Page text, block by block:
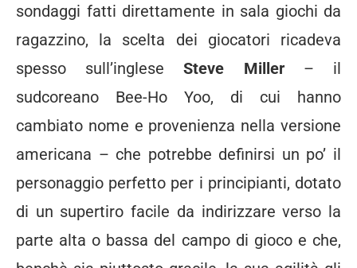
sondaggi fatti direttamente in sala giochi da
ragazzino, la scelta dei giocatori ricadeva
spesso sull’ingleseSteve Miller– il
sudcoreano Bee-Ho Yoo, di cui hanno
cambiato nome e provenienza nella versione
americana – che potrebbe definirsi un po’ il
personaggio perfetto per i principianti, dotato
di un supertiro facile da indirizzare verso la
parte alta o bassa del campo di gioco e che,